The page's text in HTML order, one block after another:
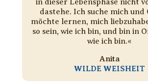
dastehe. Ich suche mich und
möchte lernen, mich
so sein, wie ich bin, und bin in
wie ich bin.«
Anita
WILDE WEISHEIT